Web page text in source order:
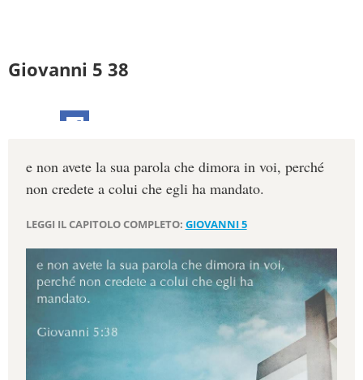
Giovanni 5 38
e non avete la sua parola che dimora in voi, perché
non credete a colui che egli ha mandato.
LEGGI IL CAPITOLO COMPLETO: GIOVANNI 5